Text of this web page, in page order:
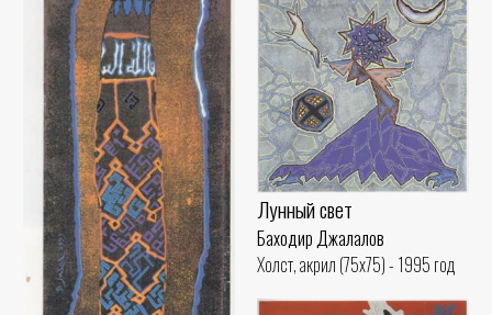
Лунный свет
Баходир Джалалов
Холст, акрил (75x75) - 1995 год